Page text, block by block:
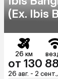
(Ex. Ibis
26 км
от 130
26 авг. - 2